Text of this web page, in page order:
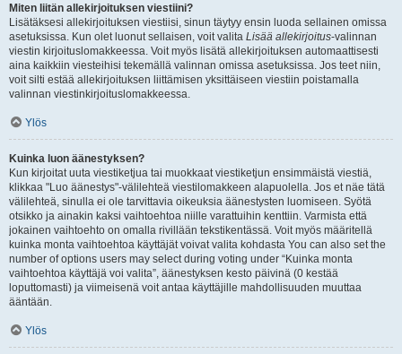
Miten liitän allekirjoituksen viestiini?
Lisätäksesi allekirjoituksen viestiisi, sinun täytyy ensin luoda sellainen omissa
asetuksissa. Kun olet luonut sellaisen, voit valita Lisää allekirjoitus-valinnan
viestin kirjoituslomakkeessa. Voit myös lisätä allekirjoituksen automaattisesti
aina kaikkiin viesteihisi tekemällä valinnan omissa asetuksissa. Jos teet niin,
voit silti estää allekirjoituksen liittämisen yksittäiseen viestiin poistamalla
valinnan viestinkirjoituslomakkeessa.
Ylös
Kuinka luon äänestyksen?
Kun kirjoitat uuta viestiketjua tai muokkaat viestiketjun ensimmäistä viestiä,
klikkaa "Luo äänestys"-välilehteä viestilomakkeen alapuolella. Jos et näe tätä
välilehteä, sinulla ei ole tarvittavia oikeuksia äänestysten luomiseen. Syötä
otsikko ja ainakin kaksi vaihtoehtoa niille varattuihin kenttiin. Varmista että
jokainen vaihtoehto on omalla rivillään tekstikentässä. Voit myös määritellä
kuinka monta vaihtoehtoa käyttäjät voivat valita kohdasta You can also set the
number of options users may select during voting under “Kuinka monta
vaihtoehtoa käyttäjä voi valita”, äänestyksen kesto päivinä (0 kestää
loputtomasti) ja viimeisenä voit antaa käyttäjille mahdollisuuden muuttaa
ääntään.
Ylös